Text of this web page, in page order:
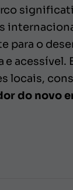
para o
e
locais,
do novo